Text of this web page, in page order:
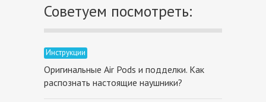
Советуем посмотреть:
Инструкции
Оригинальные Air Pods и подделки. Как
распознать настоящие наушники?